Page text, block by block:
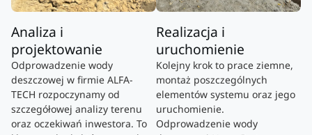
Analiza i
projektowanie
Odprowadzenie wody
deszczowej w firmie ALFA-
TECH rozpoczynamy od
szczegółowej analizy terenu
oraz oczekiwań inwestora. To
Realizacja i
uruchomienie
Kolejny krok to prace ziemne,
montaż poszczególnych
elementów systemu oraz jego
uruchomienie.
Odprowadzenie wody